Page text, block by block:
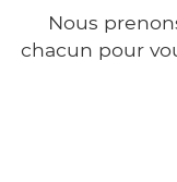
Nous
chacun pour